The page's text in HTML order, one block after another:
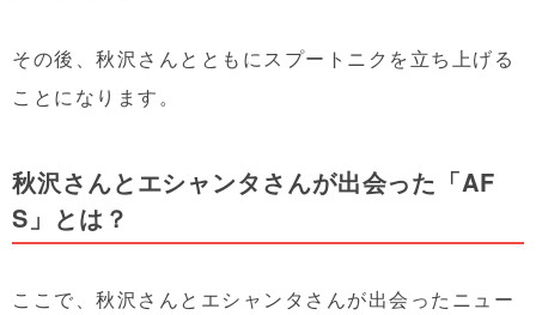
その後、秋沢さんとともにスプートニクを立ち上げる
ことになります。
秋沢さんとエシャンタさんが出会った「AF
S」とは？
ここで、秋沢さんとエシャンタさんが出会ったニュー